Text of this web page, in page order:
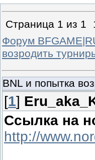
Страница 1 из 1
Форум
возродить
BNL и попытка
[1]
Ссылка на
http://